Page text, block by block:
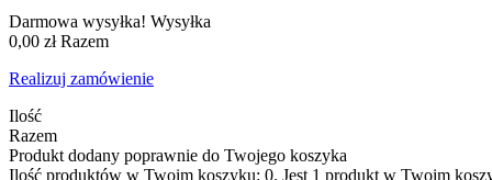
Darmowa wysyłka! Wysyłka
0,00 zł Razem
Realizuj zamówienie
Ilość
Razem
Produkt dodany poprawnie do Twojego koszyka
Ilość produktów w Twoim koszyku: 0. Jest 1 produkt w Twoim